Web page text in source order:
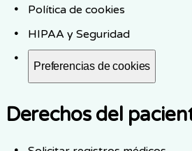
Política de cookies
HIPAA y Seguridad
Preferencias de cookies
Derechos del